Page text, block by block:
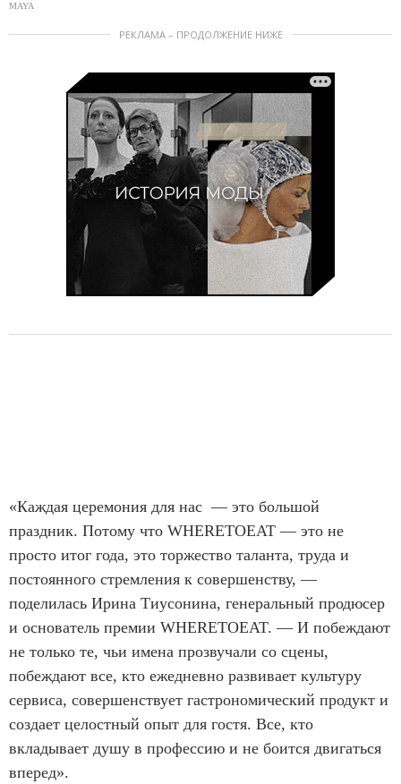
MAYA
РЕКЛАМА – ПРОДОЛЖЕНИЕ НИЖЕ
«Каждая церемония для нас — это большой
праздник. Потому что WHERETOEAT — это не
просто итог года, это торжество таланта, труда и
постоянного стремления к совершенству, —
поделилась Ирина Тиусонина, генеральный продюсер
и основатель премии WHERETOEAT. — И побеждают
не только те, чьи имена прозвучали со сцены,
побеждают все, кто ежедневно развивает культуру
сервиса, совершенствует гастрономический продукт и
создает целостный опыт для гостя. Все, кто
вкладывает душу в профессию и не боится двигаться
вперeд».